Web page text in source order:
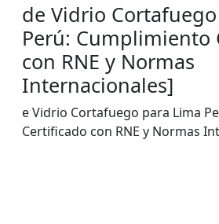
de Vidrio
Perú: Cumplimiento
con RNE y Normas
Internacionales]
e Vidrio Cortafuego para Lima
Certificado con RNE y Normas